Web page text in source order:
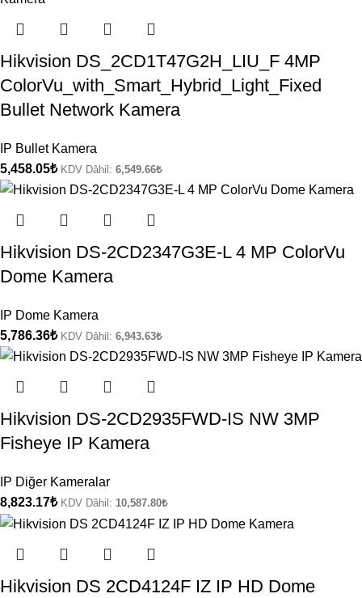
Hikvision DS_2CD1T47G2H_LIU_F 4MP
ColorVu_with_Smart_Hybrid_Light_Fixed
Bullet Network Kamera
IP Bullet Kamera
5,458.05₺ KDV Dâhil: 6,549.66₺
Hikvision DS-2CD2347G3E-L 4 MP ColorVu
Dome Kamera
IP Dome Kamera
5,786.36₺ KDV Dâhil: 6,943.63₺
Hikvision DS-2CD2935FWD-IS NW 3MP
Fisheye IP Kamera
IP Diğer Kameralar
8,823.17₺ KDV Dâhil: 10,587.80₺
Hikvision DS 2CD4124F IZ IP HD Dome